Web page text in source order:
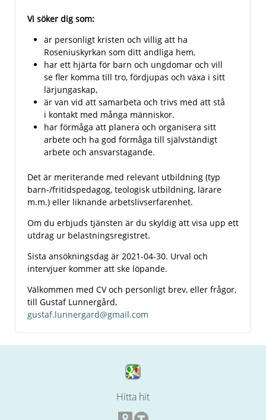
Vi söker dig som:
är personligt kristen och villig att ha
Roseniuskyrkan som ditt andliga hem,
har ett hjärta för barn och ungdomar och vill
se fler komma till tro, fördjupas och växa i sitt
lärjungaskap,
är van vid att samarbeta och trivs med att stå
i kontakt med många människor.
har förmåga att planera och organisera sitt
arbete och ha god förmåga till självständigt
arbete och ansvarstagande.
Det är meriterande med relevant utbildning (typ
barn-/fritidspedagog, teologisk utbildning, lärare
m.m.) eller liknande arbetslivserfarenhet.
Om du erbjuds tjänsten är du skyldig att visa upp ett
utdrag ur belastningsregistret.
Sista ansökningsdag är 2021-04-30. Urval och
intervjuer kommer att ske löpande.
Välkommen med CV och personligt brev, eller frågor,
till Gustaf Lunnergård,
gustaf.lunnergard@gmail.com
Hitta hit